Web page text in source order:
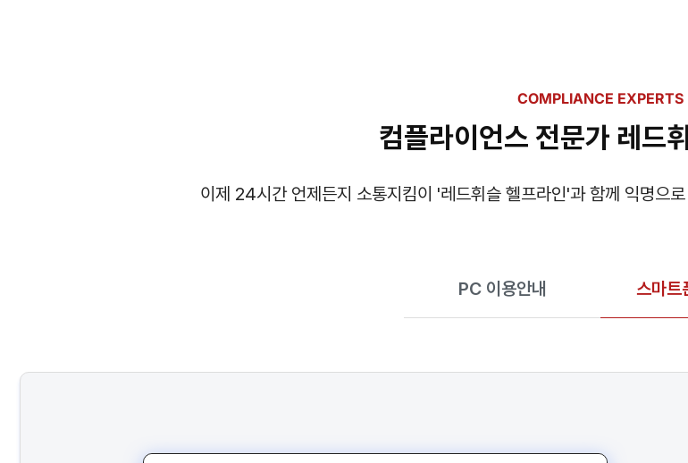
COMPLIANCE EXPERTS
컴플라이언스 전문가 레드
이제 24시간 언제든지 소통지킴이 '레드휘슬 헬프라인'과 함께 익명으
PC 이용안내 스마트